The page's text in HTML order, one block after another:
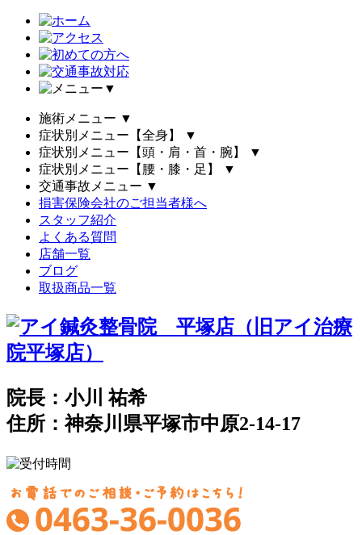
▼
施術メニュー ▼
症状別メニュー【全身】
▼
症状別メニュー【頭・肩・首・腕】
▼
症状別メニュー【腰・膝・足】
▼
交通事故メニュー ▼
損害保険会社のご担当者様へ
スタッフ紹介
よくある質問
店舗一覧
ブログ
取扱商品一覧
院長：小川 祐希
住所：神奈川県平塚市中原2-14-17